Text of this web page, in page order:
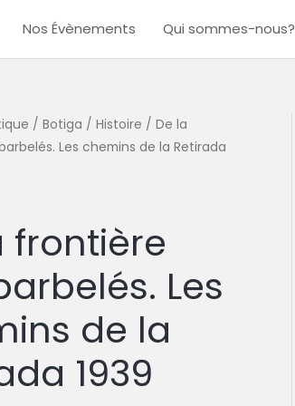
Nos Évènements Qui sommes-nous?
/ Botiga / Histoire / De la
Les chemins de la Retirada
frontière
Les
de la
1939